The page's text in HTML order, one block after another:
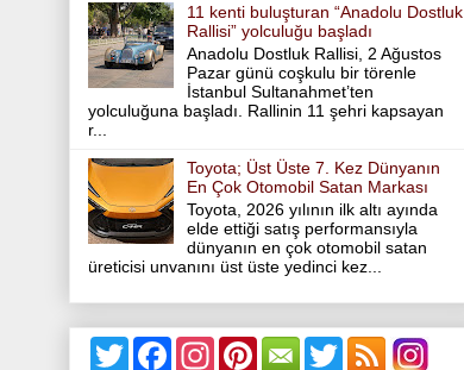
11 kenti buluşturan “Anadolu Dostluk
Rallisi” yolculuğu başladı
Anadolu Dostluk Rallisi, 2 Ağustos
Pazar günü coşkulu bir törenle
İstanbul Sultanahmet’ten
yolculuğuna başladı. Rallinin 11 şehri kapsayan
r...
Toyota; Üst Üste 7. Kez Dünyanın
En Çok Otomobil Satan Markası
Toyota, 2026 yılının ilk altı ayında
elde ettiği satış performansıyla
dünyanın en çok otomobil satan
üreticisi unvanını üst üste yedinci kez...
T
w
F
P
T